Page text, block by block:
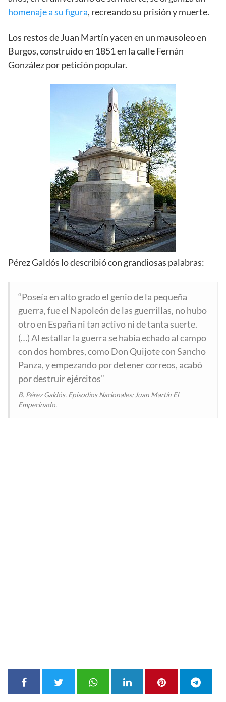
homenaje a su figura, recreando su prisión y muerte.
Los restos de Juan Martín yacen en un mausoleo en
Burgos, construido en 1851 en la calle Fernán
González por petición popular.
Pérez Galdós lo describió con grandiosas palabras:
“Poseía en alto grado el genio de la pequeña
guerra, fue el Napoleón de las guerrillas, no hubo
otro en España ni tan activo ni de tanta suerte.
(…) Al estallar la guerra se había echado al campo
con dos hombres, como Don Quijote con Sancho
Panza, y empezando por detener correos, acabó
por destruir ejércitos”
B. Pérez Galdós. Episodios Nacionales: Juan Martín El
Empecinado.